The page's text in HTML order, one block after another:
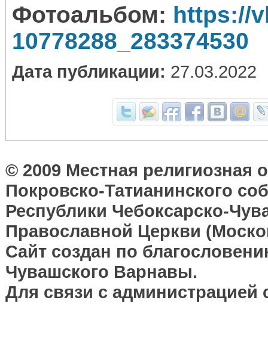
Фотоальбом: https://
10778288_283374530
Дата публикации: 27.03.2022
© 2009 Местная религиозная
Покровско-Татианинского
Республики Чебоксарско-
Православной Церкви
Сайт создан по
Чувашского Варнавы.
Для связи с администрацией